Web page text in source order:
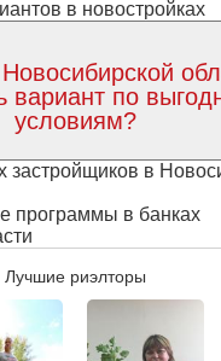
в новостройках
вариант по
условиям?
в
программы в банках
Лучшие риэлторы